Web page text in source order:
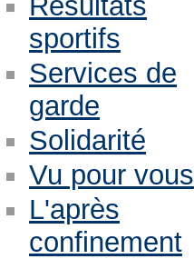
sportifs
Services de
garde
Solidarité
Vu pour vous
L'après
confinement